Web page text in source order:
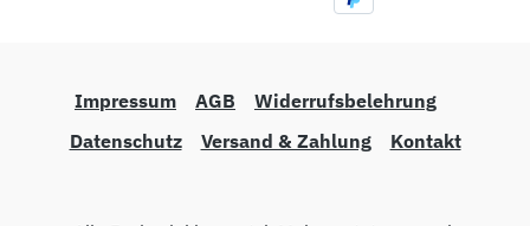
Impressum AGB
Widerrufsbelehrung
Datenschutz
Versand & Zahlung Kontakt